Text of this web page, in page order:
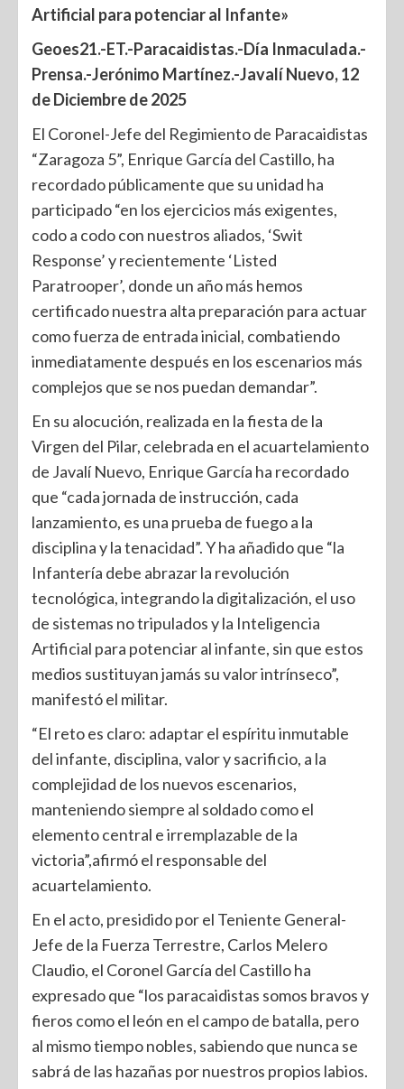
Artificial para potenciar al Infante»
Geoes21.-ET.-Paracaidistas.-Día Inmaculada.-
Prensa.-Jerónimo Martínez.-Javalí Nuevo, 12
de Diciembre de 2025
El Coronel-Jefe del Regimiento de Paracaidistas
“Zaragoza 5”, Enrique García del Castillo, ha
recordado públicamente que su unidad ha
participado “en los ejercicios más exigentes,
codo a codo con nuestros aliados, ‘Swit
Response’ y recientemente ‘Listed
Paratrooper’, donde un año más hemos
certificado nuestra alta preparación para actuar
como fuerza de entrada inicial, combatiendo
inmediatamente después en los escenarios más
complejos que se nos puedan demandar”.
En su alocución, realizada en la fiesta de la
Virgen del Pilar, celebrada en el acuartelamiento
de Javalí Nuevo, Enrique García ha recordado
que “cada jornada de instrucción, cada
lanzamiento, es una prueba de fuego a la
disciplina y la tenacidad”. Y ha añadido que “la
Infantería debe abrazar la revolución
tecnológica, integrando la digitalización, el uso
de sistemas no tripulados y la Inteligencia
Artificial para potenciar al infante, sin que estos
medios sustituyan jamás su valor intrínseco”,
manifestó el militar.
“El reto es claro: adaptar el espíritu inmutable
del infante, disciplina, valor y sacrificio, a la
complejidad de los nuevos escenarios,
manteniendo siempre al soldado como el
elemento central e irremplazable de la
victoria”,afirmó el responsable del
acuartelamiento.
En el acto, presidido por el Teniente General-
Jefe de la Fuerza Terrestre, Carlos Melero
Claudio, el Coronel García del Castillo ha
expresado que “los paracaidistas somos bravos y
fieros como el león en el campo de batalla, pero
al mismo tiempo nobles, sabiendo que nunca se
sabrá de las hazañas por nuestros propios labios.